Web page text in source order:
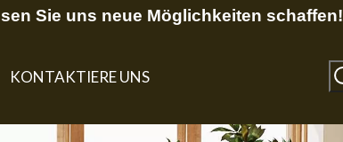
Sie uns neue Möglichkeiten schaffen!
KONTAKTIERE UNS